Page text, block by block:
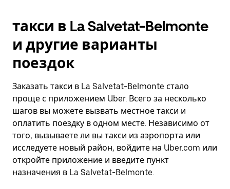
такси в La Salvetat-Belmonte
и другие варианты
поездок
Заказать такси в La Salvetat-Belmonte стало
проще с приложением Uber. Всего за несколько
шагов вы можете вызвать местное такси и
оплатить поездку в одном месте. Независимо от
того, вызываете ли вы такси из аэропорта или
исследуете новый район, войдите на Uber.com или
откройте приложение и введите пункт
назначения в La Salvetat-Belmonte.